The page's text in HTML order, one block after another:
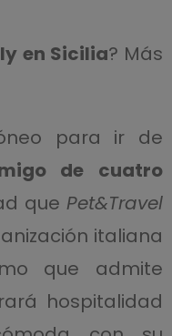
en Sicilia? Más
para ir de
de cuatro
quePet&Travel
italiana
que admite
hospitalidad